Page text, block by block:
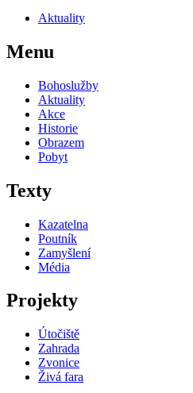
Aktuality
Menu
Bohoslužby
Aktuality
Akce
Historie
Obrazem
Pobyt
Texty
Kazatelna
Poutník
Zamyšlení
Média
Projekty
Útočiště
Zahrada
Zvonice
Živá fara